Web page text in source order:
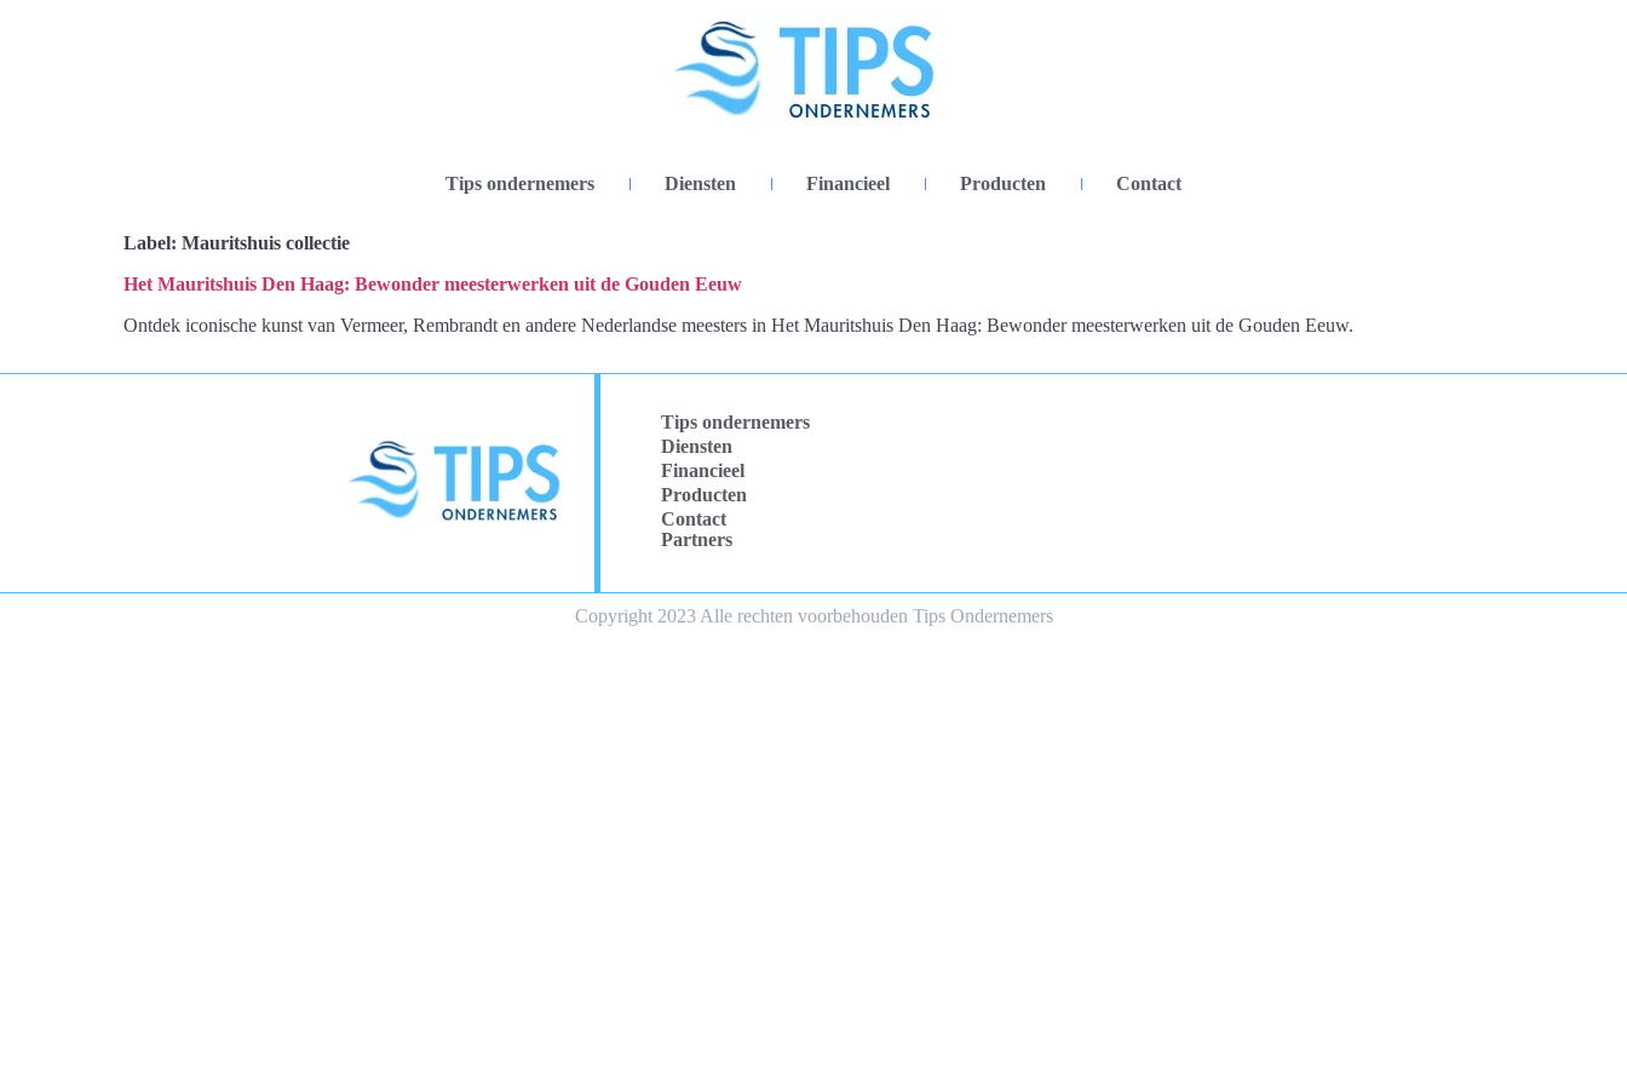
Tips ondernemers Diensten Financieel Producten Contact
Label: Mauritshuis collectie
Het Mauritshuis Den Haag: Bewonder meesterwerken uit de Gouden Eeuw
Ontdek iconische kunst van Vermeer, Rembrandt en andere Nederlandse meesters in Het Mauritshuis Den Haag: Bewonder meesterwerken uit de Gouden Eeuw.
Tips ondernemers
Diensten
Financieel
Producten
Contact
Partners
Copyright 2023 Alle rechten voorbehouden Tips Ondernemers